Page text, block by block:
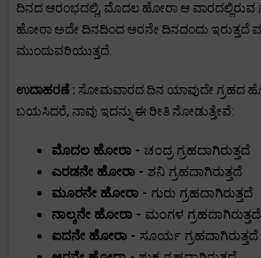
ದಿನದ ಆರಂಭದಲ್ಲಿ, ಮೊದಲ ಹೋರಾ ಆ ವಾರದಲ್ಲಿರುವ
ಹೋರಾ ಅದೇ ದಿನದಿಂದ ಆರನೇ ದಿನದಂದು ಇರುತ್ತದೆ
ಮುಂದುವರಿಯುತ್ತದೆ.
ಉದಾಹರಣೆ : ಸೋಮವಾರದ ದಿನ ಯಾವುದೇ ಗ್ರಹದ
ಬಯಸಿದರೆ, ನಾವು ಇದನ್ನು ಈ ರೀತಿ ನೋಡುತ್ತೇವೆ:
ಮೊದಲ ಹೋರಾ - ಚಂದ್ರ ಗ್ರಹದಾಗಿರುತ್ತದೆ
ಎರಡನೇ ಹೋರಾ - ಶನಿ ಗ್ರಹದಾಗಿರುತ್ತದೆ
ಮೂರನೇ ಹೋರಾ - ಗುರು ಗ್ರಹದಾಗಿರುತ್ತದೆ
ನಾಲ್ಕನೇ ಹೋರಾ - ಮಂಗಳ ಗ್ರಹದಾಗಿರುತ್ತದೆ
ಐದನೇ ಹೋರಾ - ಸೂರ್ಯ ಗ್ರಹದಾಗಿರುತ್ತದೆ